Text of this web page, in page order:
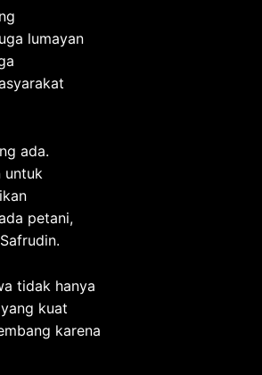
lumayan
ada.
untuk
petani,
tidak hanya
kuat
karena